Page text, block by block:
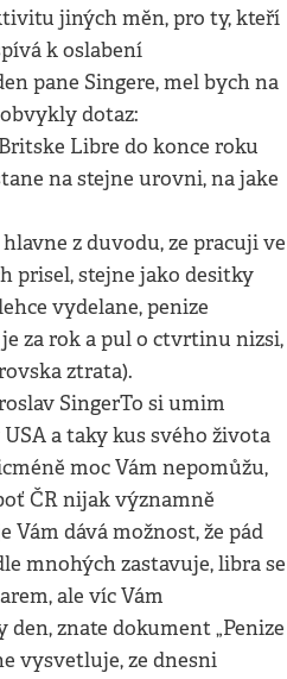
jiných měn, pro ty, kteří
k oslabení
pane Singere, mel bych na
dotaz:
Libre do konce roku
na stejne urovni, na jake
z duvodu, ze pracuji ve
prisel, stejne jako desitky
vydelane, penize
za rok a pul o ctvrtinu nizsi,
ztrata).
SingerTo si umim
a taky kus svého života
moc Vám nepomůžu,
ČR nijak významně
dává možnost, že pád
mnohých zastavuje, libra se
ale víc Vám
znate dokument „Penize
vysvetluje, ze dnesni